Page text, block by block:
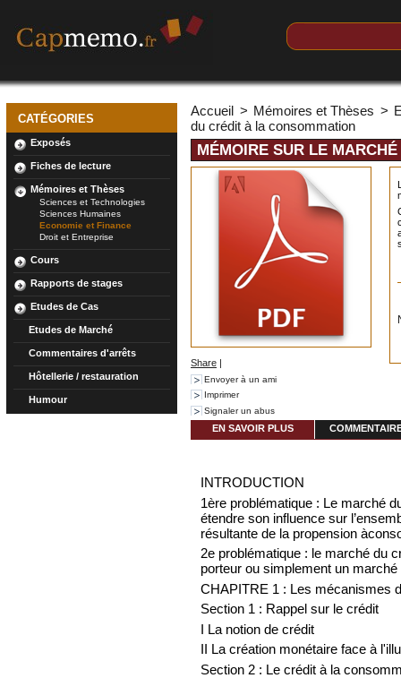
CATÉGORIES
Exposés
Fiches de lecture
Mémoires et Thèses
Sciences et Technologies
Sciences Humaines
Economie et Finance
Droit et Entreprise
Cours
Rapports de stages
Etudes de Cas
Etudes de Marché
Commentaires d'arrêts
Hôtellerie / restauration
Humour
Accueil > Mémoires et Thèses >
du crédit à la consommation
MÉMOIRE SUR LE
Share |
Envoyer à un ami
Imprimer
Signaler un abus
EN SAVOIR PLUS
INTRODUCTION
1ère problématique : Le marché
étendre son influence sur
résultante de la propension
2e problématique : le marché du
porteur ou simplement un marché
CHAPITRE 1 : Les mécanismes
Section 1 : Rappel sur le crédit
I La notion de crédit
II La création monétaire face à
Section 2 : Le crédit à la